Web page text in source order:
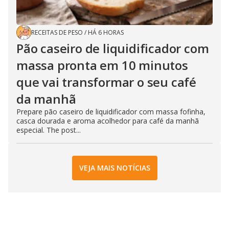
RECEITAS DE PESO / HÁ 6 HORAS
Pão caseiro de liquidificador com
massa pronta em 10 minutos
que vai transformar o seu café
da manhã
Prepare pão caseiro de liquidificador com massa fofinha,
casca dourada e aroma acolhedor para café da manhã
especial. The post...
VEJA MAIS NOTÍCIAS